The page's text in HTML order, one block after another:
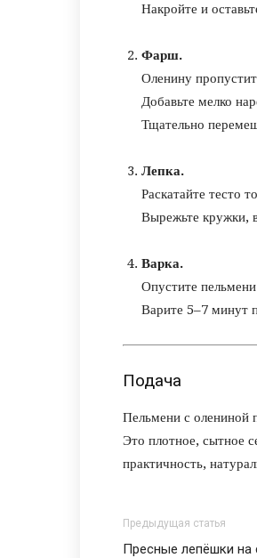
Накройте и
Фарш.
Оленину
Добавьте мелко
Тщательно
Лепка.
Раскатайте тесто
Вырежьте кружки,
Варка.
Опустите
Варите 5–7 минут
Подача
Пельмени с олениной
Это плотное, сытное
практичность,
Предыдущая статья
Пресные лепёшки на